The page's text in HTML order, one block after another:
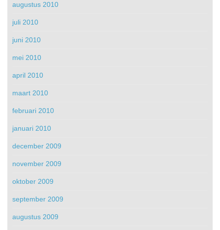
augustus 2010
juli 2010
juni 2010
mei 2010
april 2010
maart 2010
februari 2010
januari 2010
december 2009
november 2009
oktober 2009
september 2009
augustus 2009